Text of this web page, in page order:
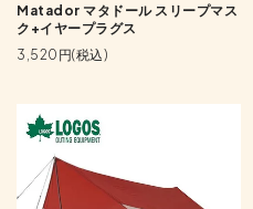
Matador マタドール スリープマス
ク+イヤープラグス
3,520円(税込)